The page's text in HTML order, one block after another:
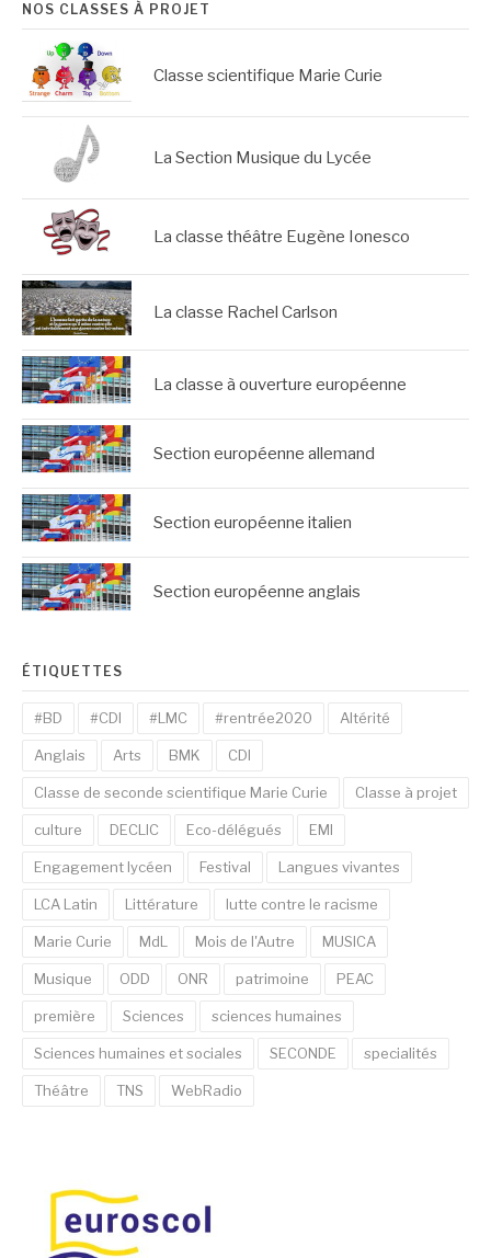
NOS CLASSES À PROJET
Classe scientifique Marie Curie
La Section Musique du Lycée
La classe théâtre Eugène Ionesco
La classe Rachel Carlson
La classe à ouverture européenne
Section européenne allemand
Section européenne italien
Section européenne anglais
ÉTIQUETTES
#BD #CDI #LMC #rentrée2020 Altérité
Anglais Arts BMK CDI
Classe de seconde scientifique Marie Curie Classe à projet
culture DECLIC Eco-délégués EMI
Engagement lycéen Festival Langues vivantes
LCA Latin Littérature lutte contre le racisme
Marie Curie MdL Mois de l'Autre MUSICA
Musique ODD ONR patrimoine PEAC
première Sciences sciences humaines
Sciences humaines et sociales SECONDE specialités
Théâtre TNS WebRadio